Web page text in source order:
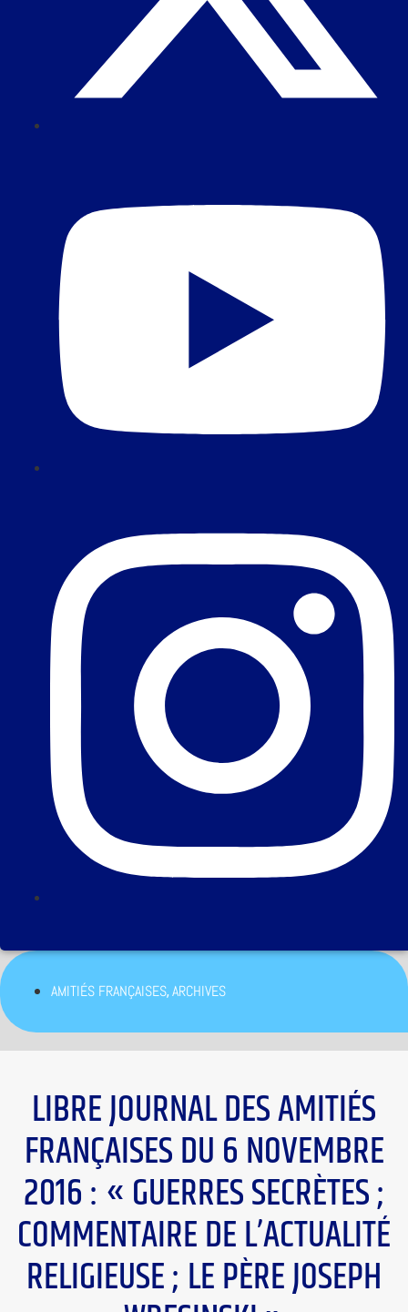
AMITIÉS FRANÇAISES,ARCHIVES
LIBRE JOURNAL DES AMITIÉS
FRANÇAISES DU 6 NOVEMBRE
2016 : « GUERRES SECRÈTES ;
COMMENTAIRE DE L’ACTUALITÉ
RELIGIEUSE ; LE PÈRE JOSEPH